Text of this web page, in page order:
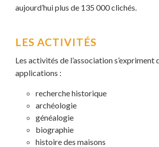
aujourd’hui plus de 135 000 clichés.
LES ACTIVITÉS
Les activités de l’association
applications :
recherche historique
archéologie
généalogie
biographie
histoire des maisons